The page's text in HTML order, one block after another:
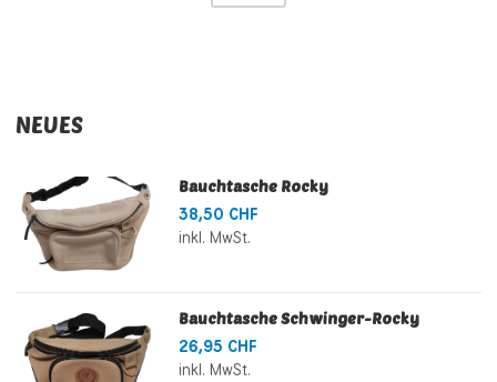
NEUES
Bauchtasche Rocky
38,50 CHF
inkl. MwSt.
Bauchtasche Schwinger-Rocky
26,95 CHF
inkl. MwSt.